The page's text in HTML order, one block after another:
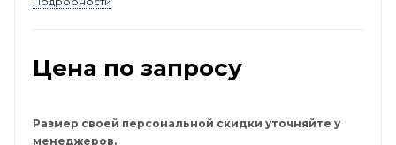
Цена по запросу
Размер своей персональной скидки уточняйте у
менеджеров.